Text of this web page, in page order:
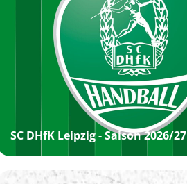
SC DHfK Leipzig - Saison 2026/27